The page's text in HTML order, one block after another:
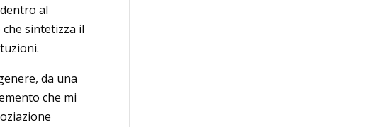
al
sintetizza il
da una
che mi